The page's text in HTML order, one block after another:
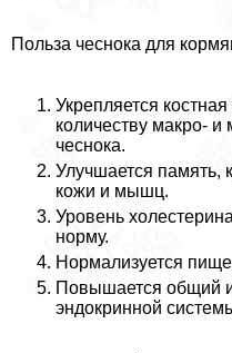
Польза чеснока для
Укрепляется
количеству макро- и
чеснока.
Улучшается память,
кожи и мышц.
Уровень
норму.
Нормализуется
Повышается общий
эндокринной